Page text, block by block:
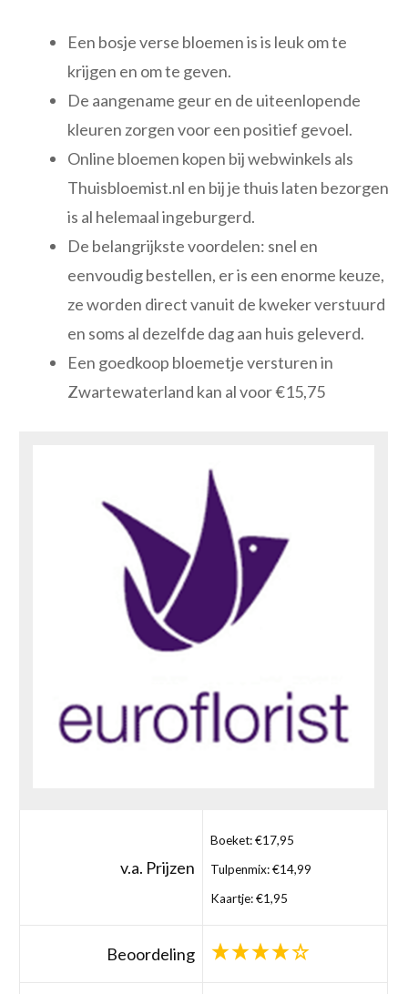
Een bosje verse bloemen is is leuk om te
krijgen en om te geven.
De aangename geur en de uiteenlopende
kleuren zorgen voor een positief gevoel.
Online bloemen kopen bij webwinkels als
Thuisbloemist.nl en bij je thuis laten bezorgen
is al helemaal ingeburgerd.
De belangrijkste voordelen: snel en
eenvoudig bestellen, er is een enorme keuze,
ze worden direct vanuit de kweker verstuurd
en soms al dezelfde dag aan huis geleverd.
Een goedkoop bloemetje versturen in
Zwartewaterland kan al voor €15,75
v.a. Prijzen
Boeket: €17,95
Tulpenmix: €14,99
Kaartje: €1,95
Beoordeling